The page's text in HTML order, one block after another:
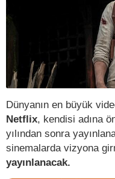
Dünyanın en büyük
Netflix, kendisi adına
yılından sonra
sinemalarda vizyona
yayınlanacak.